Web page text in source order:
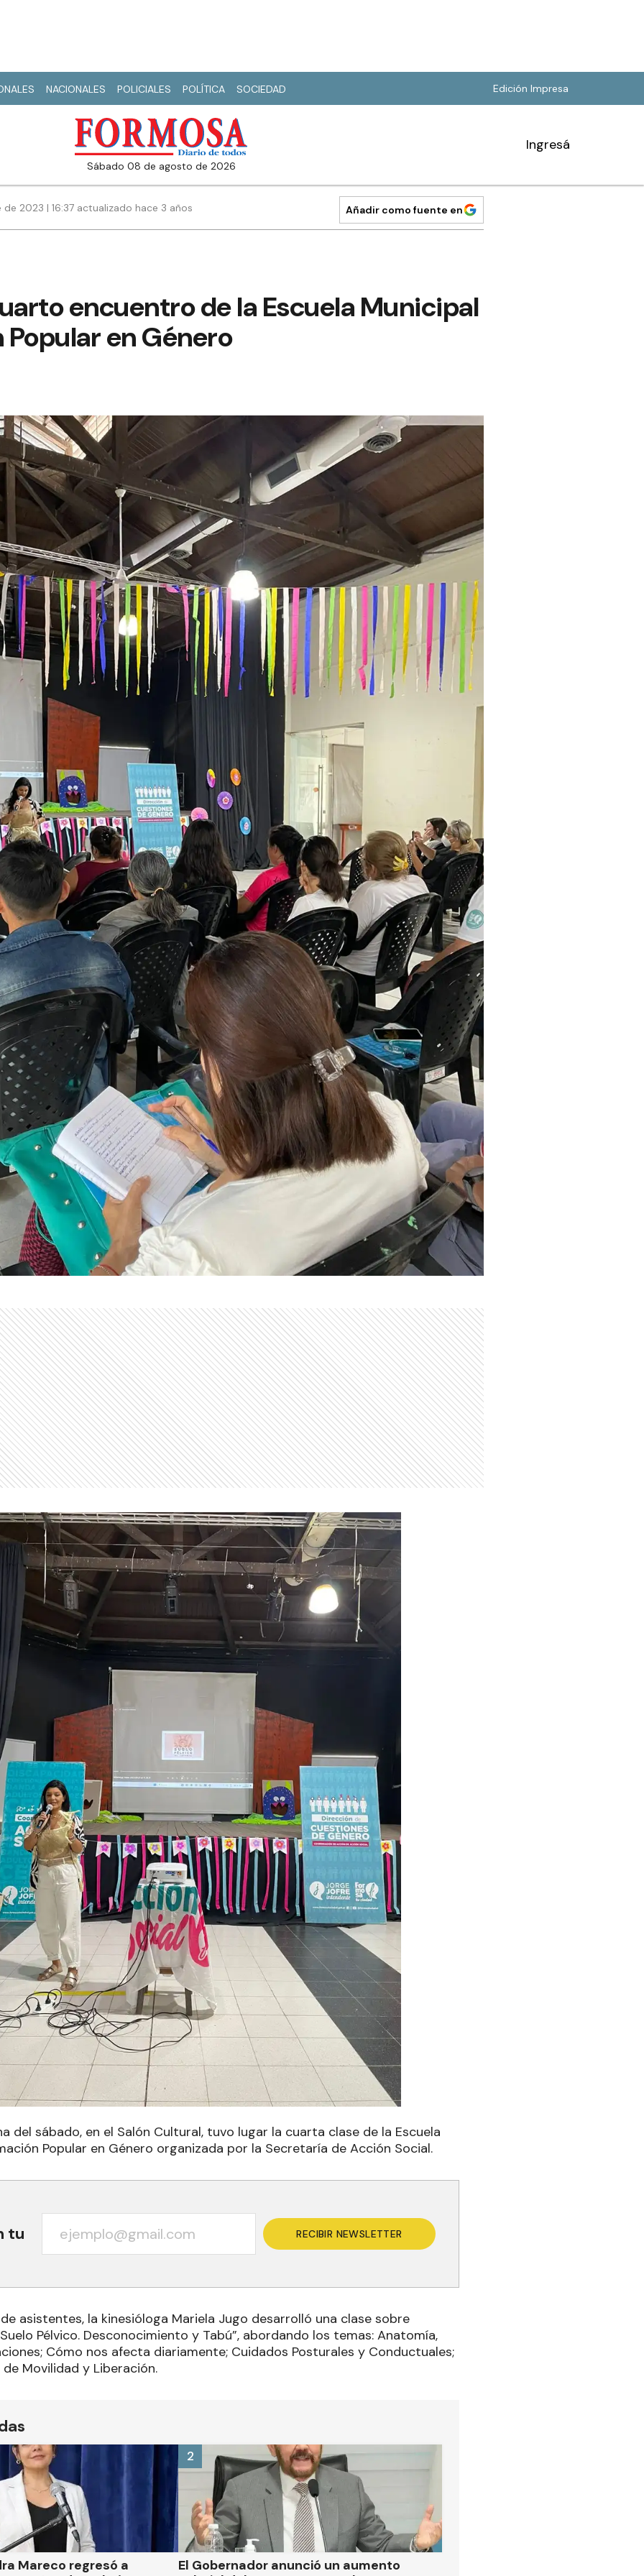
NACIONALES POLICIALES POLÍTICA SOCIEDAD Edición Impresa
sábado 08 de agosto de 2026
Ingresá
2023 | 16:37 actualizado hace 3 años Añadir como fuente en
encuentro de la Escuela Municipal
en Género
del sábado, en el Salón Cultural, tuvo lugar la cuarta clase de la Escuela
Popular en Género organizada por la Secretaría de Acción Social.
tu RECIBIR NEWSLETTER
asistentes, la kinesióloga Mariela Jugo desarrolló una clase sobre
Pélvico. Desconocimiento y Tabú”, abordando los temas: Anatomía,
Cómo nos afecta diariamente; Cuidados Posturales y Conductuales;
de Movilidad y Liberación.
Mareco regresó a
El Gobernador anunció un aumento
2